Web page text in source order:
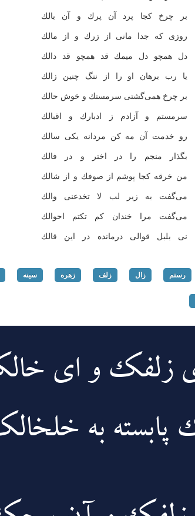
بر چرخ كجا پرد آن پرك و آن بالك
روزی كه جدا مانی از زرك و از مالك
دل همچو دل میمك قد همچو قد دالك
یا رب برهان او را از ننگ چنین زالك
بر چرخ همی‌گشتی سرمستك و خوش حالك
سرمستم و آزادم ز ادبارك و اقبالك
رو خدمت آن مه كن مردانه یكی سالك
بگذار منجم را در اختر و در فالك
من خرقه كجا پوشم از صوفك و از شالك
می‌گفت به زیر لب لا تخدعنی والك
می‌گفت مرا خندان كم تكتم احوالك
نی بلبل قوالی درمانده در این قالك
رستم زال زلف زهره سینه